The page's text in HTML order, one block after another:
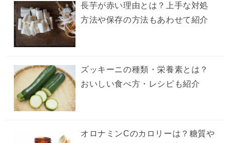
長芋が赤い理由とは？上手な対処
方法や保存の方法もあわせて紹介
ズッキーニの種類・栄養素とは？
おいしい食べ方・レシピも紹介
オロナミンCのカロリーは？糖質や